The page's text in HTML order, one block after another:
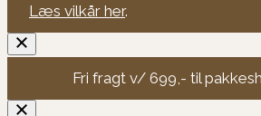
Læs vilkår her.
Fri fragt v/ 699,- til